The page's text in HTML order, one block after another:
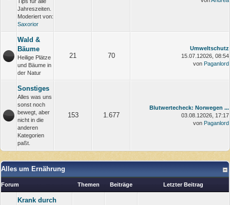
Jahreszeiten.
Moderiert von:
Saxorior
Wald &
Bäume
Heilige Plätze
und Bäume in
der Natur
21 70
Umweltschutz
15.07.12026, 08:54
von Paganlord
Sonstiges
Alles was uns
sonst noch
bewegt, aber
nicht in die
anderen
Kategorien
paßt.
153 1.677
Blutwertecheck: Norwegen ...
03.08.12026, 17:17
von Paganlord
Alles um Ernährung
Forum Themen Beiträge Letzter Beitrag
Krank durch